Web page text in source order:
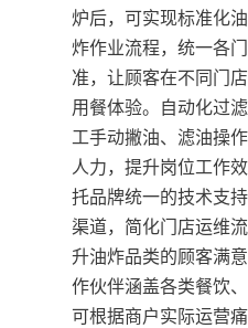
炉后，可实现标准化
炸作业流程，统一各
准，让顾客在不同门
用餐体验。自动化过
工手动撇油、滤油操
人力，提升岗位工作
托品牌统一的技术支
渠道，简化门店运维
升油炸品类的顾客满
作伙伴涵盖各类餐饮、
可根据商户实际运营